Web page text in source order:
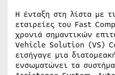
Η ένταξη στη λίστα με
εταιρείες του Fast
χρονιά σημαντικών
Vehicle Solution (VS)
εισήγαγε μια
ενσωματώνει τα